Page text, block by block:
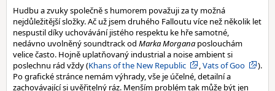
Hudbu a zvuky společně s humorem považuji za ty možná
nejdůležitější složky. Ač už jsem druhého Falloutu více než několik let
nespustil díky uchovávání jistého respektu ke hře samotné,
nedávno uvolněný soundtrack od Marka Morgana poslouchám
velice často. Hojně uplatňovaný industrial a noise ambient si
poslechnu rád vždy (Khans of the New Republic ,Vats of Goo
).
Po grafické stránce nemám výhrady, vše je účelné, detailní a
zachovávající si uvěřitelný ráz. Menším problém tak může být jen